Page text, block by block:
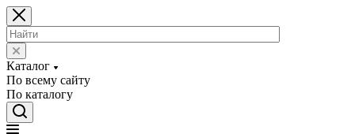
Каталог
По всему сайту
По каталогу